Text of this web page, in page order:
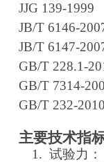
JJG 139-1999
JB/T 6146-
JB/T 6147-
GB/T 228.1-
GB/T 7314-
GB/T 232-
主要技术指
1. 试